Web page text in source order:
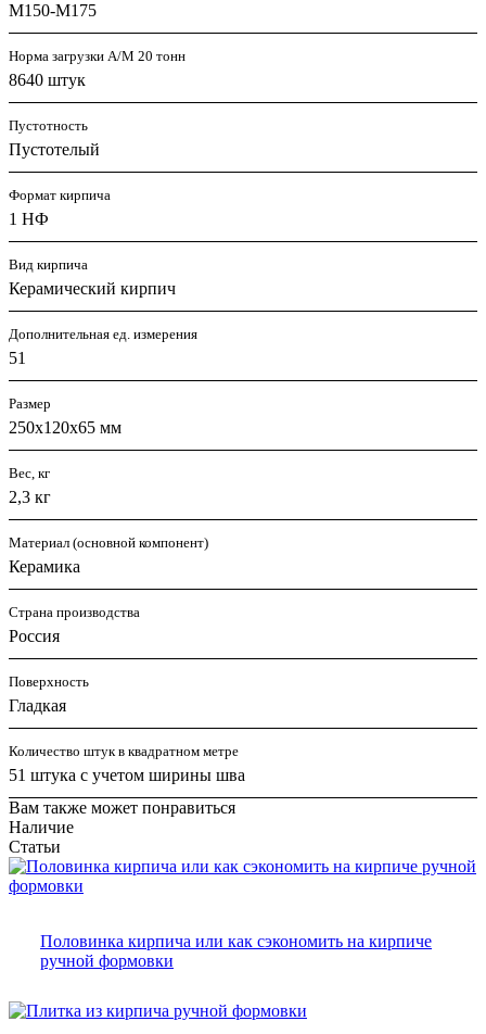
M150-M175
Норма загрузки А/М 20 тонн
8640 штук
Пустотность
Пустотелый
Формат кирпича
1 НФ
Вид кирпича
Керамический кирпич
Дополнительная ед. измерения
51
Размер
250х120х65 мм
Вес, кг
2,3 кг
Материал (основной компонент)
Керамика
Страна производства
Россия
Поверхность
Гладкая
Количество штук в квадратном метре
51 штука с учетом ширины шва
Вам также может понравиться
Наличие
Статьи
Половинка кирпича или как сэкономить на кирпиче
ручной формовки